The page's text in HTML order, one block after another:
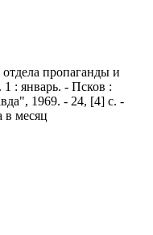
пропаганды и
: январь. - Псков :
1969. - 24, [4] с. -
в месяц